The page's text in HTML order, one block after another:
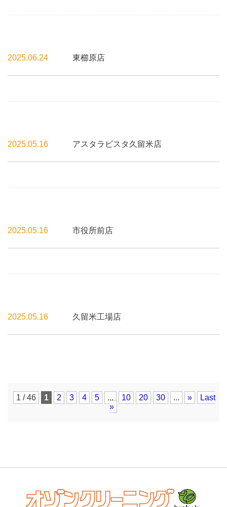
2025.06.24 東櫛原店
2025.05.16 アスタラビスタ久留米店
2025.05.16 市役所前店
2025.05.16 久留米工場店
1 / 46 1 2 3 4 5 ... 10 20 30 ... »
Last
»